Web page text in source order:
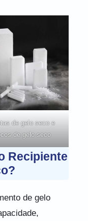
de gelo seco e
de gelo seco
Recipiente
de gelo